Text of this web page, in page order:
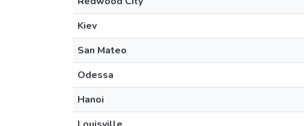
Kiev
San Mateo
Odessa
Hanoi